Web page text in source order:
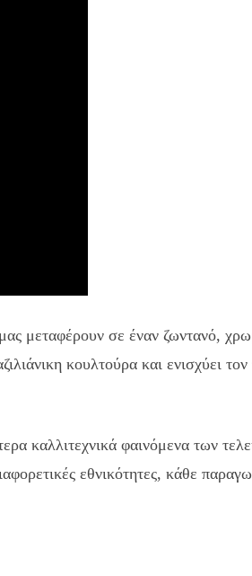
μεταφέρουν σε έναν ζωντανό,
κουλτούρα και ενισχύει
καλλιτεχνικά φαινόμενα των
εθνικότητες, κάθε